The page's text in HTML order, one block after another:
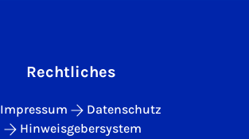
Rechtliches
Impressum
Datenschutz
Hinweisgebersystem